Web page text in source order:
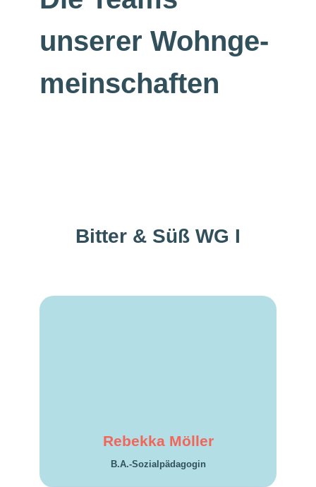
unserer Wohn­ge­
mein­schaften
Bitter & Süß WG I
Rebekka Möller
B.A.-Sozialpädagogin